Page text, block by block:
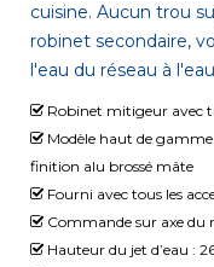
cuisine. Aucun trou
robinet secondaire,
l'eau du réseau à
Robinet mitigeur avec
Modèle haut de
finition alu brossé mâte
Fourni avec tous les
Commande sur axe du
Hauteur du jet d’eau :